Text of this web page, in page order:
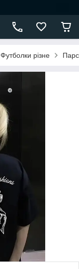
Футболки різне